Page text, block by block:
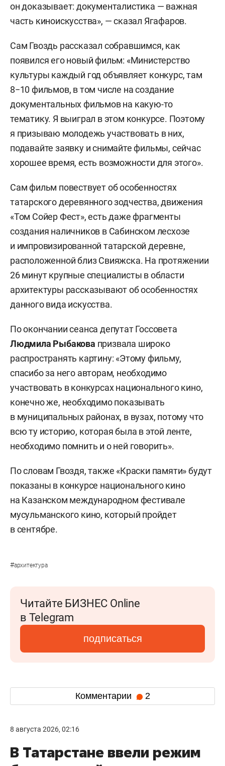
он доказывает: документалистика — важная
часть киноискусства», — сказал Ягафаров.
Сам Гвоздь рассказал собравшимся, как
появился его новый фильм: «Министерство
культуры каждый год объявляет конкурс, там
8−10 фильмов, в том числе на создание
документальных фильмов на какую-то
тематику. Я выиграл в этом конкурсе. Поэтому
я призываю молодежь участвовать в них,
подавайте заявку и снимайте фильмы, сейчас
хорошее время, есть возможности для этого».
Сам фильм повествует об особенностях
татарского деревянного зодчества, движения
«Том Сойер Фест», есть даже фрагменты
создания наличников в Сабинском лесхозе
и импровизированной татарской деревне,
расположенной близ Свияжска. На протяжении
26 минут крупные специалисты в области
архитектуры рассказывают об особенностях
данного вида искусства.
По окончании сеанса депутат Госсовета
Людмила Рыбакова призвала широко
распространять картину: «Этому фильму,
спасибо за него авторам, необходимо
участвовать в конкурсах национального кино,
конечно же, необходимо показывать
в муниципальных районах, в вузах, потому что
всю ту историю, которая была в этой ленте,
необходимо помнить и о ней говорить».
По словам Гвоздя, также «Краски памяти» будут
показаны в конкурсе национального кино
на Казанском международном фестивале
мусульманского кино, который пройдет
в сентябре.
#архитектура
Читайте БИЗНЕС Online
в Telegram
подписаться
Комментарии 2
8 августа 2026, 02:16
В Татарстане ввели режим